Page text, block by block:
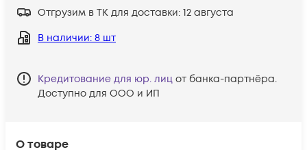
О товаре
Отгрузим в ТК для доставки: 12 августа
В наличии: 8 шт
Кредитование для юр. лиц от банка-партнёра.
Доступно для ООО и ИП